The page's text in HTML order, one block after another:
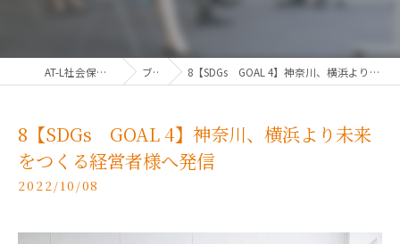
AT-L社会保険労務士法人 ブログ 8【SDGs GOAL 4】神奈川、横浜より未来をつくる経営者様へ発信
8【SDGs GOAL 4】神奈川、横浜より未来
をつくる経営者様へ発信
2022/10/08